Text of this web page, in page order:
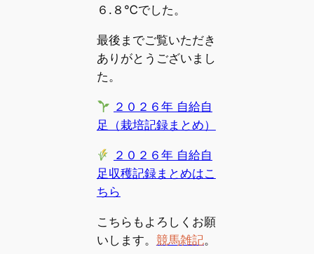
６.８℃でした。
最後までご覧いただき
ありがとうございまし
た。
２０２６年 自給自
足（栽培記録まとめ）
２０２６年 自給自
足収穫記録まとめはこ
ちら
こちらもよろしくお願
いします。 競馬雑記。